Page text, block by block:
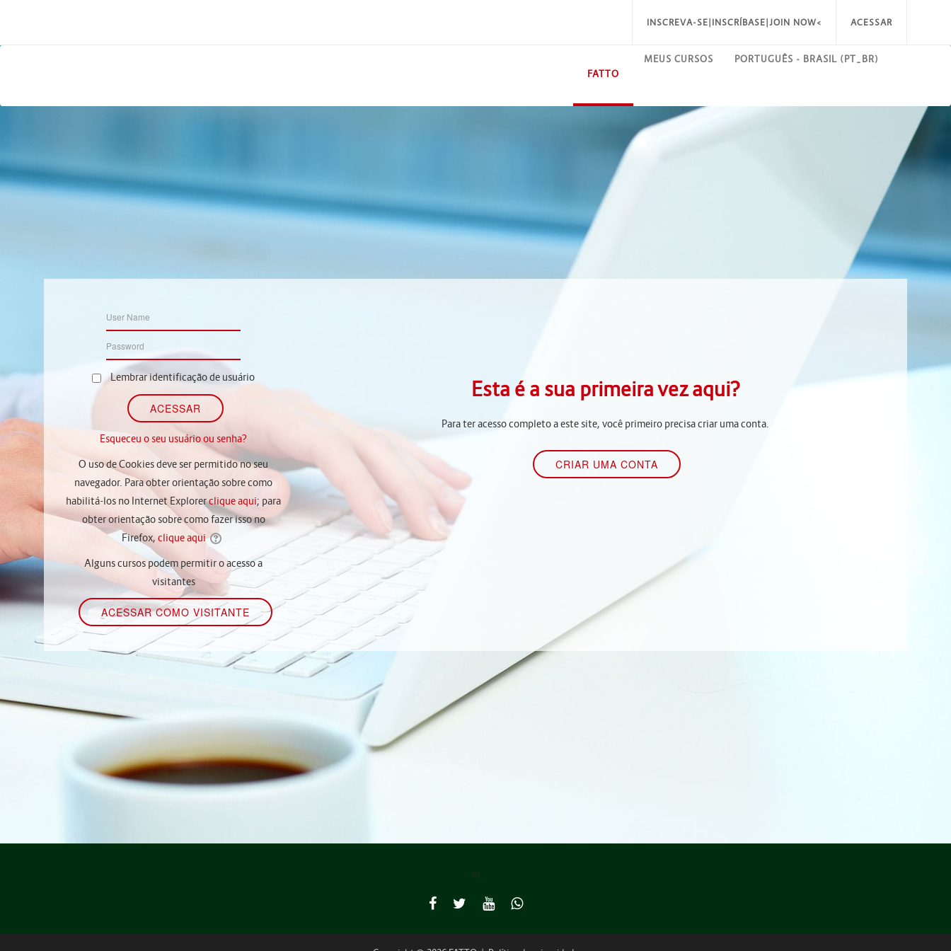
INSCREVA-SE|INSCRÍBASE|JOIN NOW< ACESSAR
FATTO
MEUS CURSOS PORTUGUÊS - BRASIL ‎(PT_BR)‎
Lembrar identificação de usuário
Esqueceu o seu usuário ou senha?
O uso de Cookies deve ser permitido no seu
navegador. Para obter orientação sobre como
habilitá-los no Internet Explorerclique aqui; para
obter orientação sobre como fazer isso no
Firefox, clique aqui
Alguns cursos podem permitir o acesso a
visitantes
Esta é a sua primeira vez aqui?
Para ter acesso completo a este site, você primeiro precisa criar uma conta.